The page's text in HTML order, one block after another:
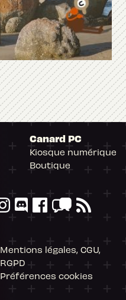
Canard PC
Kiosque numérique
Boutique
Mentions légales, CGU,
RGPD
Préférences cookies